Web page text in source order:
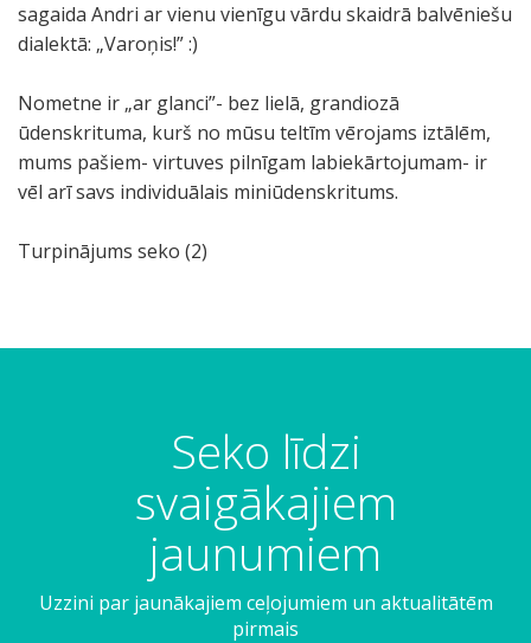
sagaida Andri ar vienu vienīgu vārdu skaidrā balvēniešu
dialektā: „Varoņis!” :)
Nometne ir „ar glanci”- bez lielā, grandiozā
ūdenskrituma, kurš no mūsu teltīm vērojams iztālēm,
mums pašiem- virtuves pilnīgam labiekārtojumam- ir
vēl arī savs individuālais miniūdenskritums.
Turpinājums seko (2)
Seko līdzi
svaigākajiem
jaunumiem
Uzzini par jaunākajiem ceļojumiem un aktualitātēm
pirmais